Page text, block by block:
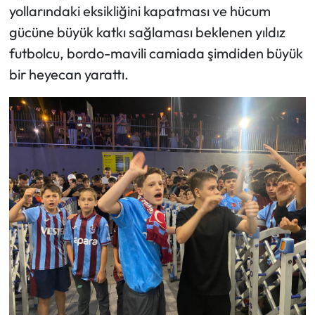
yollarındaki eksikliğini kapatması ve hücum
gücüne büyük katkı sağlaması beklenen yıldız
futbolcu, bordo-mavili camiada şimdiden büyük
bir heyecan yarattı.